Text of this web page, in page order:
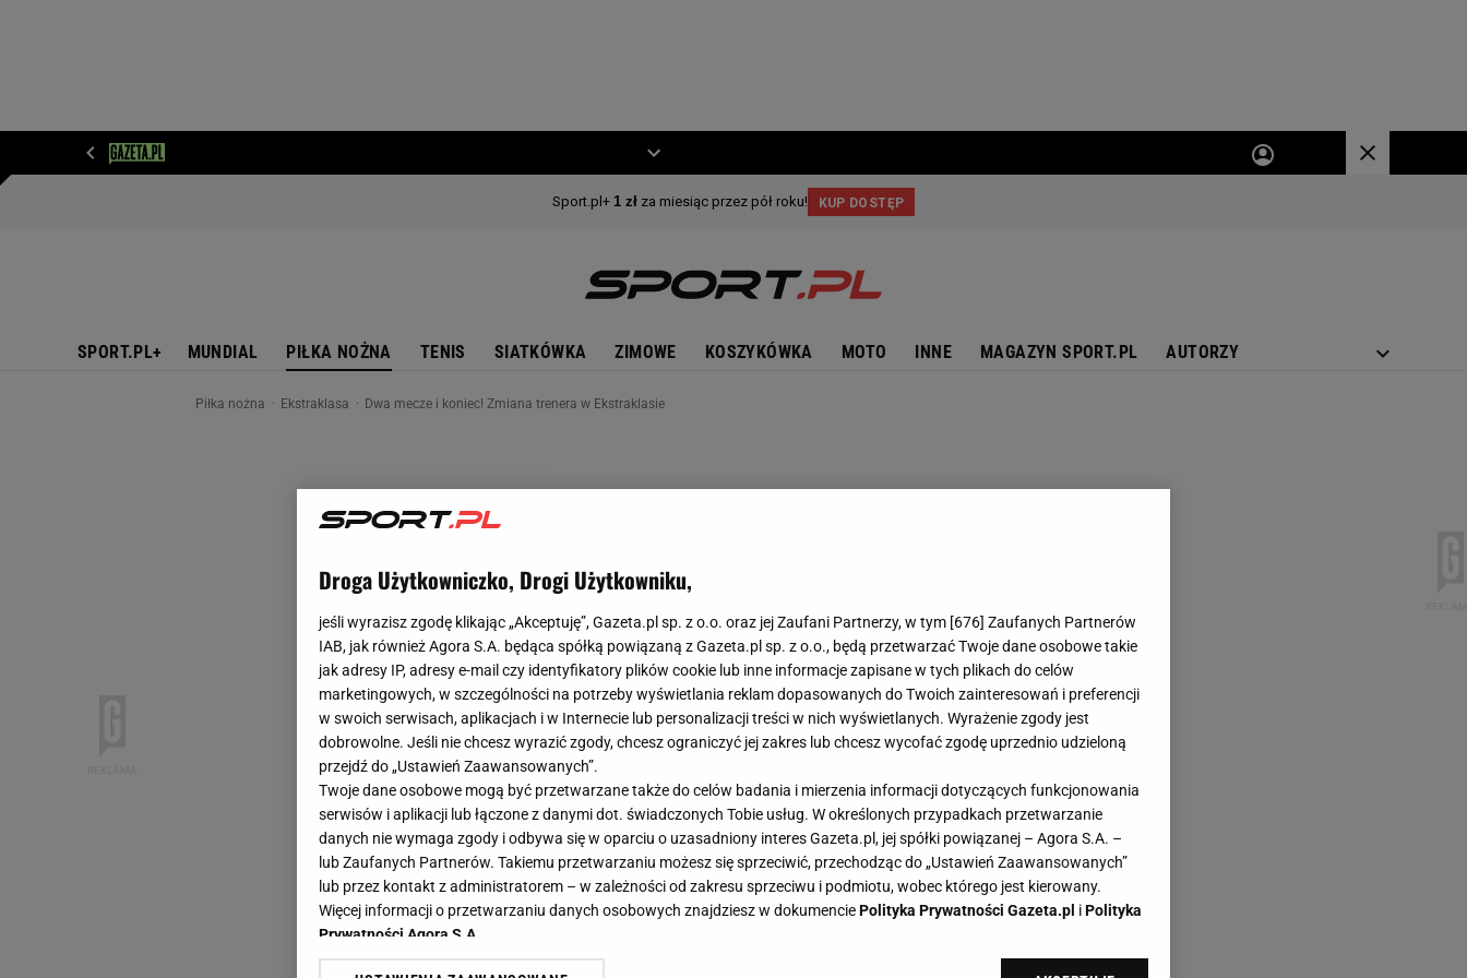
SPORT.PL+ MUNDIAL PIŁKA NOŻNA TENIS SIATKÓWKA ZIMOWE KOSZYKÓWKA MOTO INNE MAGAZYN SPORT.PL AUTORZY
Piłka nożna Ekstraklasa Dwa mecze i koniec! Zmiana trenera w Ekstraklasie
Droga Użytkowniczko, Drogi Użytkowniku,
jeśli wyrazisz zgodę klikając „Akceptuję”, Gazeta.pl sp. z o.o. oraz jej Zaufani Partnerzy, w tym [676] Zaufanych Partnerów
IAB, jak również Agora S.A. będąca spółką powiązaną z Gazeta.pl sp. z o.o., będą przetwarzać Twoje dane osobowe takie
jak adresy IP, adresy e-mail czy identyfikatory plików cookie lub inne informacje zapisane w tych plikach do celów
marketingowych, w szczególności na potrzeby wyświetlania reklam dopasowanych do Twoich zainteresowań i preferencji
w swoich serwisach, aplikacjach i w Internecie lub personalizacji treści w nich wyświetlanych. Wyrażenie zgody jest
dobrowolne. Jeśli nie chcesz wyrazić zgody, chcesz ograniczyć jej zakres lub chcesz wycofać zgodę uprzednio udzieloną
przejdź do „Ustawień Zaawansowanych”.
Twoje dane osobowe mogą być przetwarzane także do celów badania i mierzenia informacji dotyczących funkcjonowania
serwisów i aplikacji lub łączone z danymi dot. świadczonych Tobie usług. W określonych przypadkach przetwarzanie
danych nie wymaga zgody i odbywa się w oparciu o uzasadniony interes Gazeta.pl, jej spółki powiązanej – Agora S.A. –
lub Zaufanych Partnerów. Takiemu przetwarzaniu możesz się sprzeciwić, przechodząc do „Ustawień Zaawansowanych”
lub przez kontakt z administratorem – w zależności od zakresu sprzeciwu i podmiotu, wobec którego jest kierowany.
Więcej informacji o przetwarzaniu danych osobowych znajdziesz w dokumenciePolityka Prywatności Gazeta.pl iPolityka
Prywatności Agora S.A.